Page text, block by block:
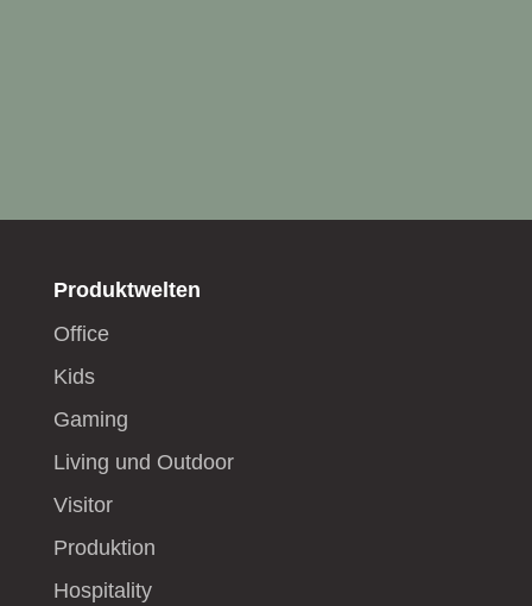
Produktwelten
Office
Kids
Gaming
Living und Outdoor
Visitor
Produktion
Hospitality